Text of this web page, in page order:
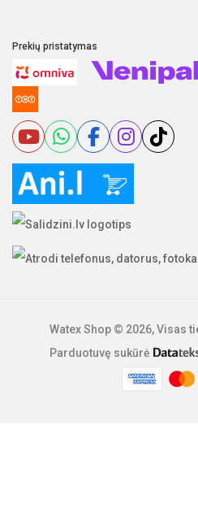
Prekių pristatymas
Watex Shop © 2026, Visas
Parduotuvę sukūrė